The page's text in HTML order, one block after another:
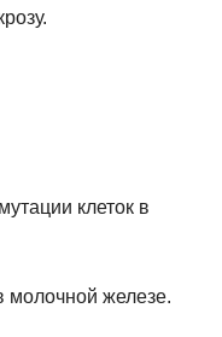
клеток в
молочной железе.